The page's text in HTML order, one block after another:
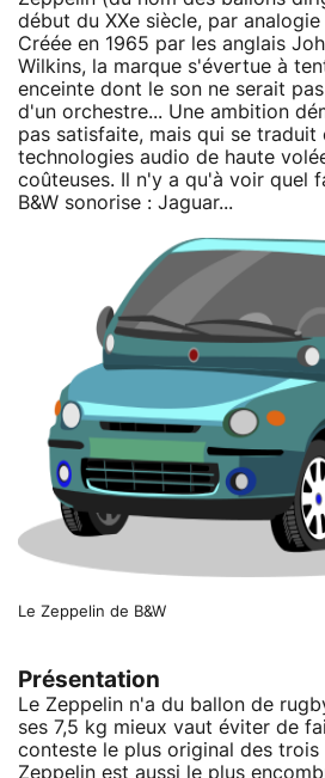
début du XXe siècle, par
Créée en 1965 par les anglais
Wilkins, la marque s'évertue à
enceinte dont le son ne serait
d'un orchestre... Une ambition
pas satisfaite, mais qui se traduit
technologies audio de haute
coûteuses. Il n'y a qu'à voir quel
B&W sonorise : Jaguar...
Le Zeppelin de B&W
Présentation
Le Zeppelin n'a du ballon de
ses 7,5 kg mieux vaut éviter de
conteste le plus original des trois
Zeppelin est aussi le plus